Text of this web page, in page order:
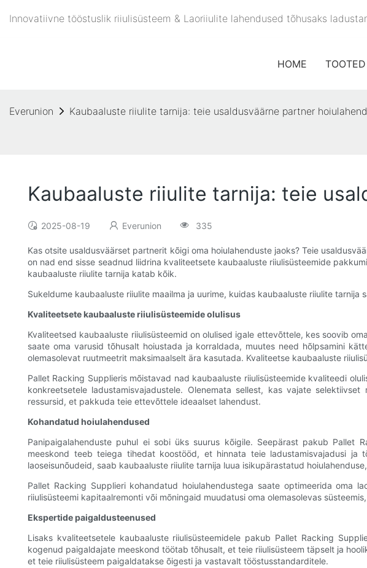
Innovatiivne tööstuslik riiulisüsteem & Laoriiulite lahendused tõhusaks
HOME TOOTED
Everunion Kaubaaluste riiulite tarnija: teie usaldusväärne partner
Kaubaaluste riiulite tarnija: teie
2025-08-19 Everunion 335
Kas otsite usaldusväärset partnerit kõigi oma hoiulahenduste jaoks? Teie
on nad end sisse seadnud liidrina kvaliteetsete kaubaaluste riiulisüsteemide
kaubaaluste riiulite tarnija katab kõik.
Sukeldume kaubaaluste riiulite maailma ja uurime, kuidas kaubaaluste riiulite
Kvaliteetsete kaubaaluste riiulisüsteemide olulisus
Kvaliteetsed kaubaaluste riiulisüsteemid on olulised igale ettevõttele, kes soovib
saate oma varusid tõhusalt hoiustada ja korraldada, muutes need hõlpsamini
olemasolevat ruutmeetrit maksimaalselt ära kasutada. Kvaliteetse kaubaaluste
Pallet Racking Supplieris mõistavad nad kaubaaluste riiulisüsteemide kvaliteedi
konkreetsetele ladustamisvajadustele. Olenemata sellest, kas vajate
ressursid, et pakkuda teie ettevõttele ideaalset lahendust.
Kohandatud hoiulahendused
Panipaigalahenduste puhul ei sobi üks suurus kõigile. Seepärast pakub Pallet
meeskond teeb teiega tihedat koostööd, et hinnata teie ladustamisvajadusi ja
laoseisunõudeid, saab kaubaaluste riiulite tarnija luua isikupärastatud
Pallet Racking Supplieri kohandatud hoiulahendustega saate optimeerida oma
riiulisüsteemi kapitaalremonti või mõningaid muudatusi oma olemasolevas
Ekspertide paigaldusteenused
Lisaks kvaliteetsetele kaubaaluste riiulisüsteemidele pakub Pallet Racking
kogenud paigaldajate meeskond töötab tõhusalt, et teie riiulisüsteem täpselt ja
et teie riiulisüsteem paigaldatakse õigesti ja vastavalt tööstusstandarditele.